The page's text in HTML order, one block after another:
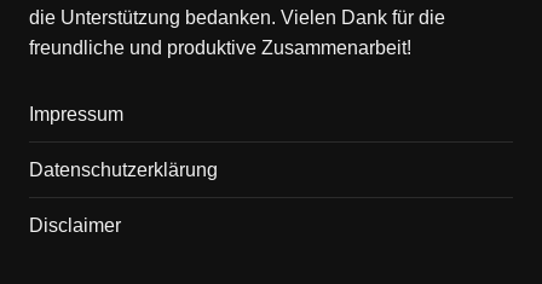
die Unterstützung bedanken. Vielen Dank für die
freundliche und produktive Zusammenarbeit!
Impressum
Datenschutzerklärung
Disclaimer